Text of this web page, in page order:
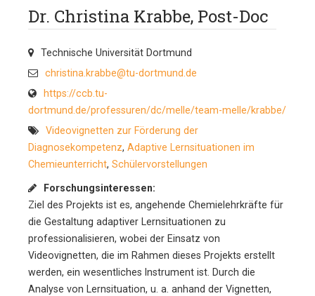
Dr. Christina Krabbe, Post-Doc
Technische Universität Dortmund
christina.krabbe@tu-dortmund.de
https://ccb.tu-
dortmund.de/professuren/dc/melle/team-melle/krabbe/
Videovignetten zur Förderung der
Diagnosekompetenz, Adaptive Lernsituationen im
Chemieunterricht, Schülervorstellungen
Forschungsinteressen:
Ziel des Projekts ist es, angehende Chemielehrkräfte für
die Gestaltung adaptiver Lernsituationen zu
professionalisieren, wobei der Einsatz von
Videovignetten, die im Rahmen dieses Projekts erstellt
werden, ein wesentliches Instrument ist. Durch die
Analyse von Lernsituation, u. a. anhand der Vignetten,